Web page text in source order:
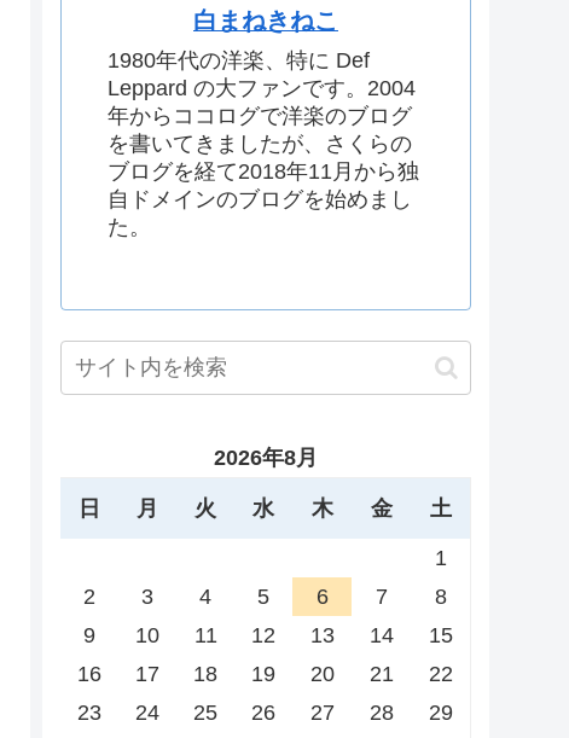
白まねきねこ
1980年代の洋楽、特に Def
Leppard の大ファンです。2004
年からココログで洋楽のブログ
を書いてきましたが、さくらの
ブログを経て2018年11月から独
自ドメインのブログを始めまし
た。
2026年8月
日 月 火 水 木 金 土
1
2
3 4 5 6 7
8
9
10 11 12 13 14
15
16
17 18 19 20 21
22
23
24 25 26 27 28
29